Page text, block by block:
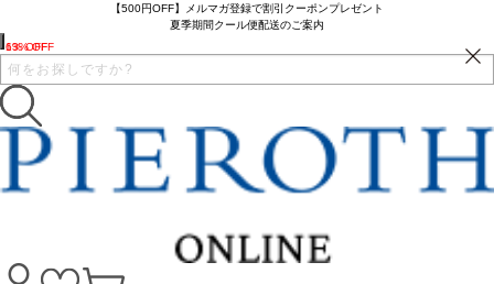
【500円OFF】メルマガ登録で割引クーポンプレゼント
夏季期間クール便配送のご案内
6% OFF
13% OFF